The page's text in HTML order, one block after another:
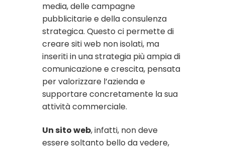
media, delle campagne
pubblicitarie e della consulenza
strategica. Questo ci permette di
creare siti web non isolati, ma
inseriti in una strategia più ampia di
comunicazione e crescita, pensata
per valorizzare l’azienda e
supportare concretamente la sua
attività commerciale.
Un sito web, infatti, non deve
essere soltanto bello da vedere,